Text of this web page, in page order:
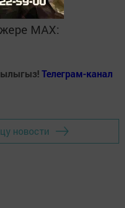
в
MАХ:
Телеграм-канал
новости